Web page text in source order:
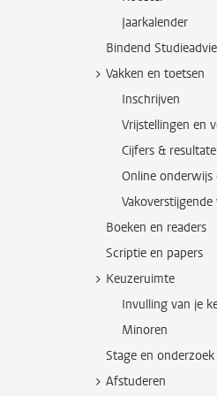
Jaarkalender
Bindend
Vakken en toetsen
Inschrijven
Vrijstellingen en
Cijfers &
Online onderwijs
Boeken en readers
Scriptie en papers
Keuzeruimte
Invulling van je
Minoren
Stage en onderzoek
Afstuderen